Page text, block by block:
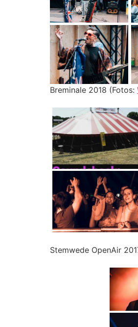
Breminale 2018 (Fotos:
Stemwede OpenAir